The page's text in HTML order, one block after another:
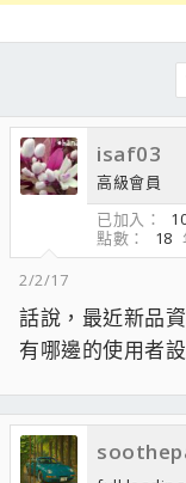
isaf03
高級會員
已加入
點數
18
2/2/17
話說，最近新品
有哪邊的使用者